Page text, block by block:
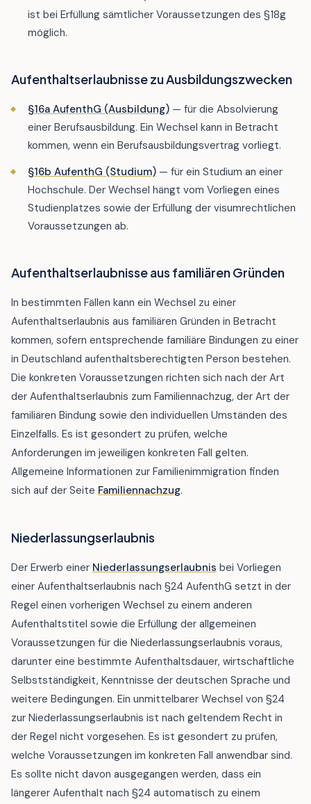
ist bei Erfüllung sämtlicher Voraussetzungen des §18g
möglich.
Aufenthaltserlaubnisse zu Ausbildungszwecken
§16a AufenthG (Ausbildung) — für die Absolvierung
einer Berufsausbildung. Ein Wechsel kann in Betracht
kommen, wenn ein Berufsausbildungsvertrag vorliegt.
§16b AufenthG (Studium) — für ein Studium an einer
Hochschule. Der Wechsel hängt vom Vorliegen eines
Studienplatzes sowie der Erfüllung der visumrechtlichen
Voraussetzungen ab.
Aufenthaltserlaubnisse aus familiären Gründen
In bestimmten Fällen kann ein Wechsel zu einer
Aufenthaltserlaubnis aus familiären Gründen in Betracht
kommen, sofern entsprechende familiäre Bindungen zu einer
in Deutschland aufenthaltsberechtigten Person bestehen.
Die konkreten Voraussetzungen richten sich nach der Art
der Aufenthaltserlaubnis zum Familiennachzug, der Art der
familiären Bindung sowie den individuellen Umständen des
Einzelfalls. Es ist gesondert zu prüfen, welche
Anforderungen im jeweiligen konkreten Fall gelten.
Allgemeine Informationen zur Familienimmigration finden
sich auf der Seite Familiennachzug.
Niederlassungserlaubnis
Der Erwerb einer Niederlassungserlaubnis bei Vorliegen
einer Aufenthaltserlaubnis nach §24 AufenthG setzt in der
Regel einen vorherigen Wechsel zu einem anderen
Aufenthaltstitel sowie die Erfüllung der allgemeinen
Voraussetzungen für die Niederlassungserlaubnis voraus,
darunter eine bestimmte Aufenthaltsdauer, wirtschaftliche
Selbstständigkeit, Kenntnisse der deutschen Sprache und
weitere Bedingungen. Ein unmittelbarer Wechsel von §24
zur Niederlassungserlaubnis ist nach geltendem Recht in
der Regel nicht vorgesehen. Es ist gesondert zu prüfen,
welche Voraussetzungen im konkreten Fall anwendbar sind.
Es sollte nicht davon ausgegangen werden, dass ein
längerer Aufenthalt nach §24 automatisch zu einem